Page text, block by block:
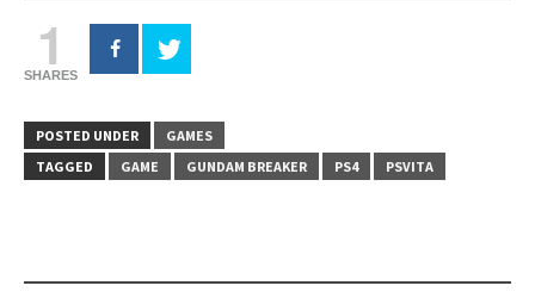
1
SHARES
POSTED UNDER
GAMES
TAGGED
GAME GUNDAM BREAKER PS4 PSVITA